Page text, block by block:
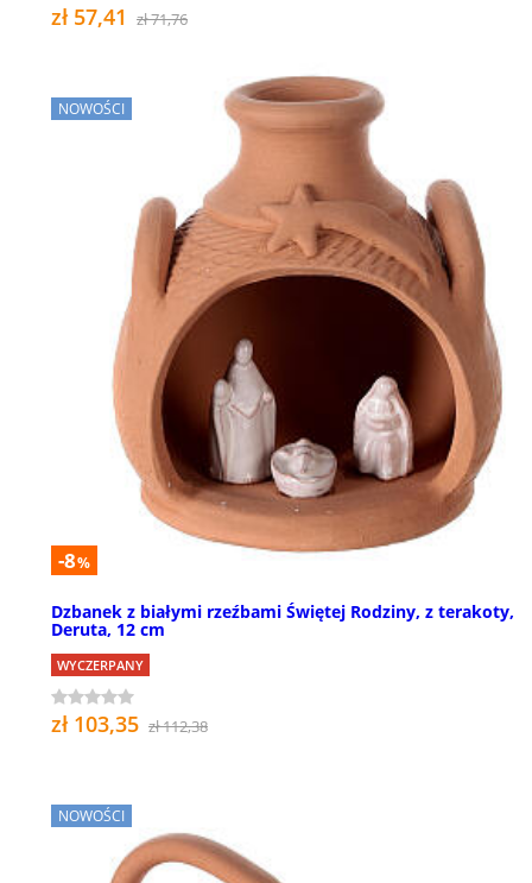
zł 57,41 zł 71,76
NOWOŚCI
-8%
Dzbanek z białymi rzeźbami Świętej Rodziny, z terakoty,
Deruta, 12 cm
WYCZERPANY
zł 103,35 zł 112,38
NOWOŚCI